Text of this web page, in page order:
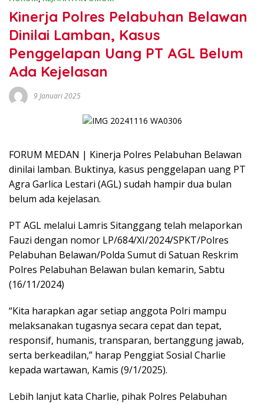
Kinerja Polres Pelabuhan Belawan
Dinilai Lamban, Kasus
Penggelapan Uang PT AGL Belum
Ada Kejelasan
9 Januari 2025
FORUM MEDAN | Kinerja Polres Pelabuhan Belawan
dinilai lamban. Buktinya, kasus penggelapan uang PT
Agra Garlica Lestari (AGL) sudah hampir dua bulan
belum ada kejelasan.
PT AGL melalui Lamris Sitanggang telah melaporkan
Fauzi dengan nomor LP/684/XI/2024/SPKT/Polres
Pelabuhan Belawan/Polda Sumut di Satuan Reskrim
Polres Pelabuhan Belawan bulan kemarin, Sabtu
(16/11/2024)
“Kita harapkan agar setiap anggota Polri mampu
melaksanakan tugasnya secara cepat dan tepat,
responsif, humanis, transparan, bertanggung jawab,
serta berkeadilan,” harap Penggiat Sosial Charlie
kepada wartawan, Kamis (9/1/2025).
Lebih lanjut kata Charlie, pihak Polres Pelabuhan